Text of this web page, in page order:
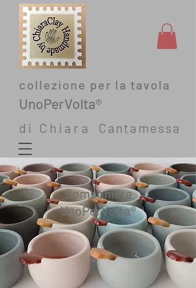
C antamessa
di C hiara
UnoPerVolta®
collezione per la tavola
Bomboniere
UnoPerVolta®